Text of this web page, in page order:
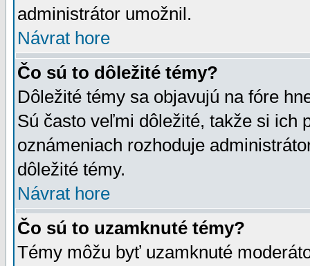
administrátor umožnil.
Návrat hore
Čo sú to dôležité témy?
Dôležité témy sa objavujú na fóre
Sú často veľmi dôležité, takže si ich
oznámeniach rozhoduje
dôležité témy.
Návrat hore
Čo sú to uzamknuté témy?
Témy môžu byť uzamknuté